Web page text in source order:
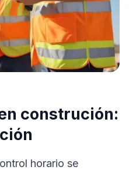
construción:
horario se